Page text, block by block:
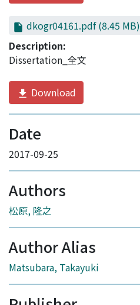
dkogr04161.pdf(8.45 MB)
Description:
Dissertation_全文
Download
Date
2017-09-25
Authors
松原, 隆之
Author Alias
Matsubara, Takayuki